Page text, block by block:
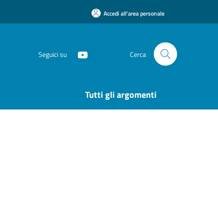
Accedi all'area personale
Seguici su Cerca
Tutti gli argomenti